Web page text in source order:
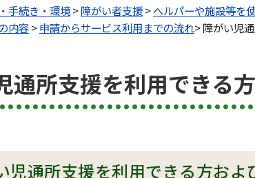
手続き・環境>障がい者支援>へルパーや施設等を
内容>申請からサービス利用までの流れ> 障がい児
通所支援を利用できる
児通所支援を利用できる方およ